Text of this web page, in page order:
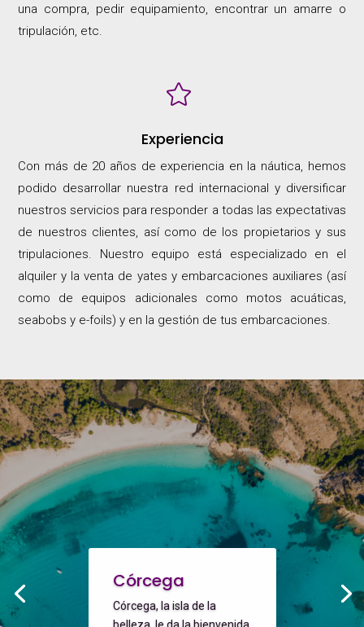
una compra, pedir equipamiento, encontrar un amarre o
tripulación, etc.

Experiencia
Con más de 20 años de experiencia en la náutica, hemos
podido desarrollar nuestra red internacional y diversificar
nuestros servicios para responder a todas las expectativas
de nuestros clientes, así como de los propietarios y sus
tripulaciones. Nuestro equipo está especializado en el
alquiler y la venta de yates y embarcaciones auxiliares (así
como de equipos adicionales como motos acuáticas,
seabobs y e-foils) y en la gestión de tus embarcaciones.
Córcega
Córcega, la isla de la
belleza, le da la bienvenida